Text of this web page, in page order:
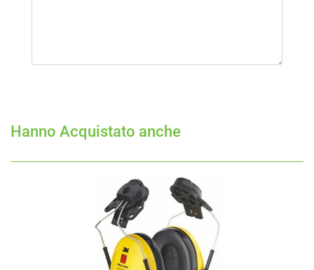
Hanno Acquistato anche